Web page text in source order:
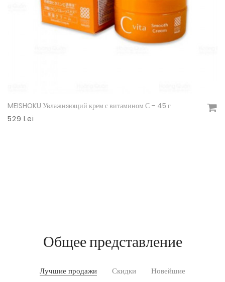
Подробнее
крем с витамином С – 45 г
Общее представление
Лучшие продажи Скидки Новейшие